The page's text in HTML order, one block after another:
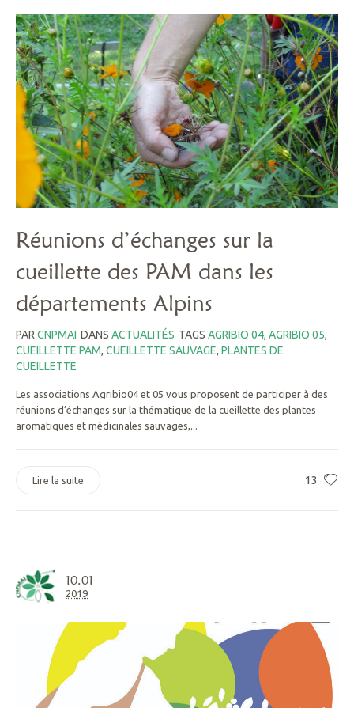
Réunions d’échanges sur la
cueillette des PAM dans les
départements Alpins
PAR CNPMAI DANS ACTUALITÉS TAGS AGRIBIO 04, AGRIBIO 05,
CUEILLETTE PAM, CUEILLETTE SAUVAGE, PLANTES DE
CUEILLETTE
Les associations Agribio04 et 05 vous proposent de participer à des
réunions d’échanges sur la thématique de la cueillette des plantes
aromatiques et médicinales sauvages,...
13
Lire la suite
10.01
2019